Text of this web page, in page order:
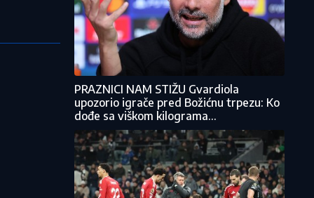
PRAZNICI NAM STIŽU Gvardiola
upozorio igrače pred Božićnu trpezu: Ko
dođe sa viškom kilograma...